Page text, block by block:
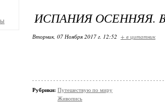
ИСПАНИЯ ОСЕННЯЯ.
Вторник, 07 Ноября 2017 г. 12:52 + в цитатник
Рубрики: Путешествую по миру
Живопись